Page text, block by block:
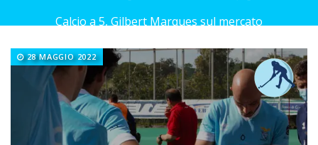
Calcio a 5: Barca e Conticelli, il canto libero della Lazio!
La Lazio completa la squadra con Grasso
Rugby, il 18 ottobre debutto a Catania
28 MAGGIO 2022